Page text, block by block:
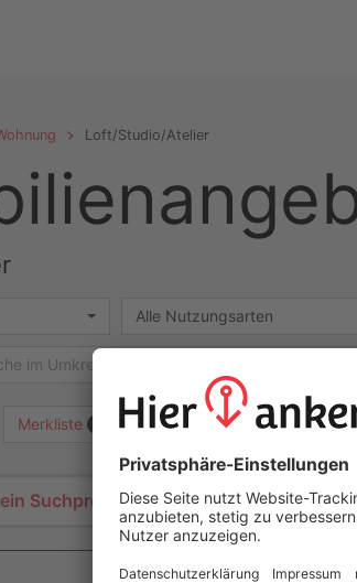
Loft/Studio/Atelier
Alle Nutzungsarten
Merkliste Suche zurücksetzen
Suchprofil und lassen sich per E-Mail